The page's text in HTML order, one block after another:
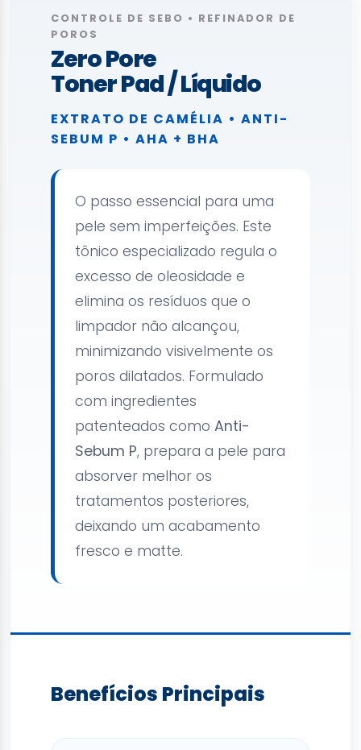
CONTROLE DE SEBO • REFINADOR DE
POROS
Zero Pore
Toner Pad / Líquido
EXTRATO DE CAMÉLIA • ANTI-
SEBUM P • AHA + BHA
O passo essencial para uma
pele sem imperfeições. Este
tônico especializado regula o
excesso de oleosidade e
elimina os resíduos que o
limpador não alcançou,
minimizando visivelmente os
poros dilatados. Formulado
com ingredientes
patenteados como Anti-
Sebum P, prepara a pele para
absorver melhor os
tratamentos posteriores,
deixando um acabamento
fresco e matte.
Benefícios Principais